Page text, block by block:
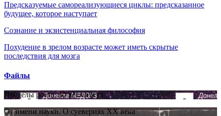
Предсказуемые самореализующиеся циклы: предсказанное
будущее, которое наступает
Сознание и экзистенциальная философия
Похудение в зрелом возрасте может иметь скрытые
последствия для мозга
Файлы
Пределы роста. 30 лет спустя
От имени науки. О суевериях XX века